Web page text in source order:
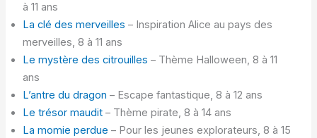
à 11 ans
La clé des merveilles – Inspiration Alice au pays des
merveilles, 8 à 11 ans
Le mystère des citrouilles – Thème Halloween, 8 à 11
ans
L’antre du dragon – Escape fantastique, 8 à 12 ans
Le trésor maudit– Thème pirate, 8 à 14 ans
La momie perdue – Pour les jeunes explorateurs, 8 à 15